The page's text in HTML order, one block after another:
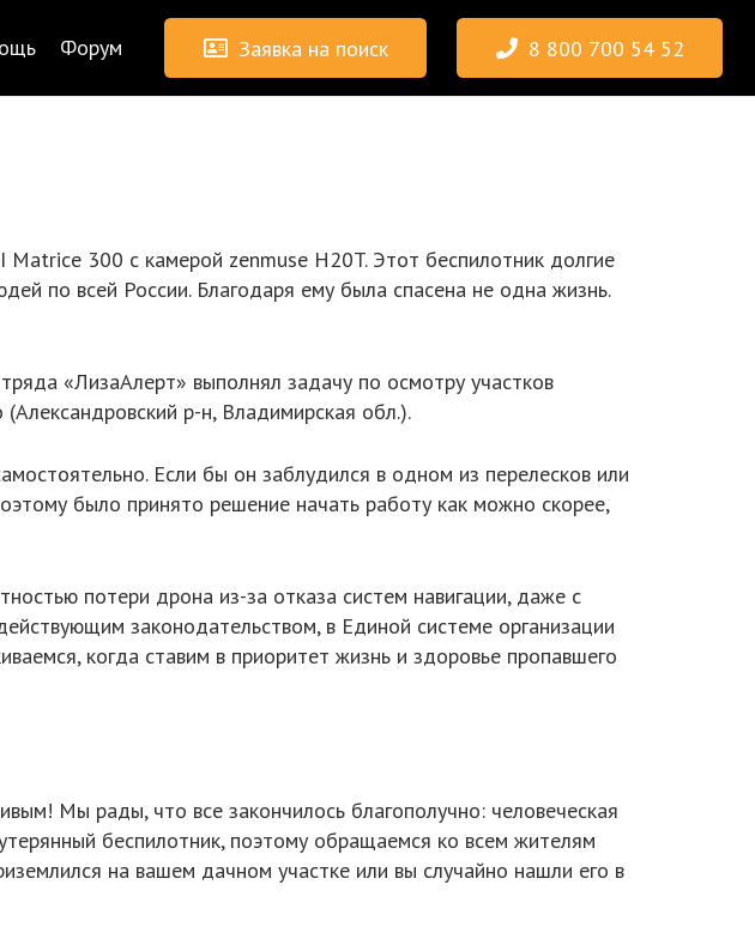
Форум Заявка на поиск 8 800 700 54 52
300 с камерой zenmuse H20T. Этот беспилотник долгие
по всей России. Благодаря ему была спасена не одна жизнь.
«ЛизаАлерт» выполнял задачу по осмотру участков
р-н, Владимирская обл.).
Если бы он заблудился в одном из перелесков или
было принято решение начать работу как можно скорее,
потери дрона из-за отказа систем навигации, даже с
законодательством, в Единой системе организации
когда ставим в приоритет жизнь и здоровье пропавшего
Мы рады, что все закончилось благополучно: человеческая
беспилотник, поэтому обращаемся ко всем жителям
на вашем дачном участке или вы случайно нашли его в